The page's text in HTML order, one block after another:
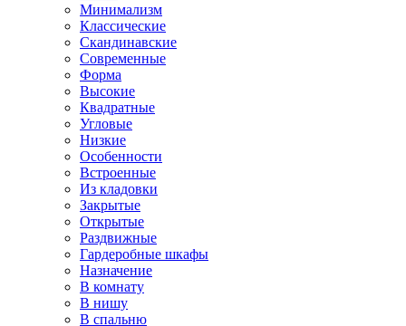
Минимализм
Классические
Скандинавские
Современные
Форма
Высокие
Квадратные
Угловые
Низкие
Особенности
Встроенные
Из кладовки
Закрытые
Открытые
Раздвижные
Гардеробные шкафы
Назначение
В комнату
В нишу
В спальню